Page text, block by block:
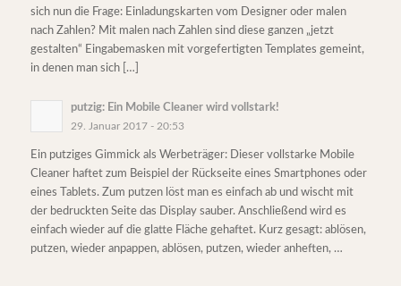
sich nun die Frage: Einladungskarten vom Designer oder malen
nach Zahlen? Mit malen nach Zahlen sind diese ganzen „jetzt
gestalten“ Eingabemasken mit vorgefertigten Templates gemeint,
in denen man sich […]
putzig: Ein Mobile Cleaner wird vollstark!
29. Januar 2017 - 20:53
Ein putziges Gimmick als Werbeträger: Dieser vollstarke Mobile
Cleaner haftet zum Beispiel der Rückseite eines Smartphones oder
eines Tablets. Zum putzen löst man es einfach ab und wischt mit
der bedruckten Seite das Display sauber. Anschließend wird es
einfach wieder auf die glatte Fläche gehaftet. Kurz gesagt: ablösen,
putzen, wieder anpappen, ablösen, putzen, wieder anheften, …